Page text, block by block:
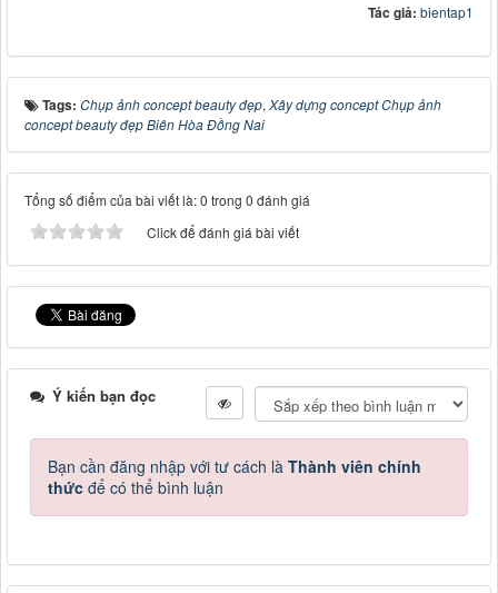
Tác giả: bientap1
Tags: Chụp ảnh concept beauty đẹp, Xây dựng concept Chụp ảnh
concept beauty đẹp Biên Hòa Đồng Nai
Tổng số điểm của bài viết là: 0 trong 0 đánh giá
Click để đánh giá bài viết
Ý kiến bạn đọc
Bạn cần đăng nhập với tư cách là Thành viên chính
thức để có thể bình luận